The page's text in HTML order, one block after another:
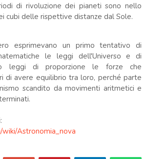
di rivoluzione dei pianeti sono nello
cubi delle rispettive distanze dal Sole.
esprimevano un primo tentativo di
le leggi dell'Universo e di
leggi di proporzione le forze che
di avere equilibrio tra loro, perché parte
scandito da movimenti aritmetici e
Astronomia_nova